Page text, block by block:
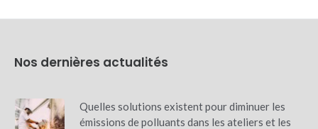
Nos dernières actualités
Quelles solutions existent pour diminuer les
émissions de polluants dans les ateliers et les